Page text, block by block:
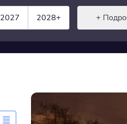
2027 2028+ +